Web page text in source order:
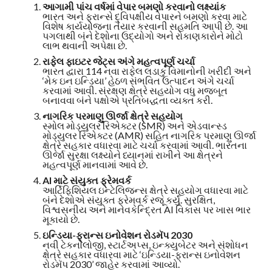
આગામી પાંચ વર્ષમાં વેપાર બમણો કરવાનો લક્ષ્યાંક
ભારત અને ફ્રાન્સે દ્વિપક્ષીય વેપારને બમણો કરવા માટે
વિશેષ કાર્યયોજના તૈયાર કરવાની સહમતિ આપી છે. આ
પગલાથી બંને દેશોના ઉદ્યોગો અને રોકાણકારોને મોટો
લાભ થવાની અપેક્ષા છે.
રાફેલ ફાઇટર જેટ્સ અંગે મહત્વપૂર્ણ ચર્ચા
ભારત દ્વારા 114 નવા રાફેલ લડાકુ વિમાનોની ખરીદી અને
‘મેક ઇન ઇન્ડિયા’ હેઠળ સંભવિત ઉત્પાદન અંગે ચર્ચા
કરવામાં આવી. સંરક્ષણ ક્ષેત્રે સહયોગ વધુ મજબૂત
બનાવવા બંને પક્ષોએ પ્રતિબદ્ધતા વ્યક્ત કરી.
નાગરિક પરમાણુ ઊર્જા ક્ષેત્રે સહયોગ
સ્મોલ મોડ્યુલર રિએક્ટર (SMR) અને એડવાન્સ્ડ
મોડ્યુલર રિએક્ટર (AMR) સહિત નાગરિક પરમાણુ ઊર્જા
ક્ષેત્રે સહકાર વધારવા માટે ચર્ચા કરવામાં આવી. ભારતના
ઊર્જા સુરક્ષા લક્ષ્યોને ધ્યાનમાં રાખીને આ ક્ષેત્રને
મહત્વપૂર્ણ માનવામાં આવે છે.
AI માટે સંયુક્ત ફ્રેમવર્ક
આર્ટિફિશિયલ ઇન્ટેલિજન્સ ક્ષેત્રે સહયોગ વધારવા માટે
બંને દેશોએ સંયુક્ત ફ્રેમવર્ક રજૂ કર્યું. સુરક્ષિત,
વિશ્વસનીય અને માનવકેન્દ્રિત AI વિકાસ પર ખાસ ભાર
મૂકાયો છે.
ઇન્ડિયા-ફ્રાન્સ ઇનોવેશન રોડમૅપ 2030
નવી ટેકનોલોજી, સ્ટાર્ટઅપ્સ, ઇન્ક્યુબેટર અને સંશોધન
ક્ષેત્રે સહકાર વધારવા માટે ‘ઇન્ડિયા-ફ્રાન્સ ઇનોવેશન
રોડમૅપ 2030’ જાહેર કરવામાં આવ્યો.